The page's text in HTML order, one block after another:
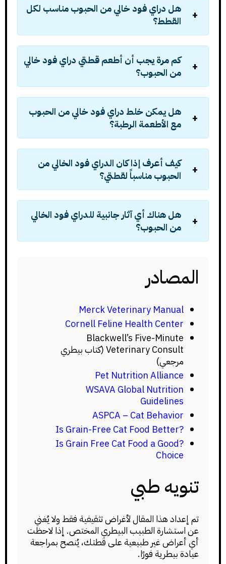
هل دراي فود خالي من الحبوب مناسب لكل
القطط؟
كم مرة يجب أن أطعم قطتي دراي فود خالي
من الحبوب؟
هل يمكن خلط دراي فود خالي من الحبوب
مع الأطعمة الرطبة؟
كيف أعرف إذا كان الدراي فود الخالي من
الحبوب مناسباً لقطتي؟
هل هناك أي آثار جانبية للدراي فود الخالي
من الحبوب؟
المصادر
Merck Veterinary Manual
Cornell Feline Health Center
Blackwell’s Five-Minute
Veterinary Consult (كتاب بيطري
مرجعي)
Pet Nutrition Alliance
WSAVA Global Nutrition
Guidelines
ASPCA – Cat Behavior
?Is Grain-Free Cat Food Better
?Is Grain Free Cat Food a Good
Choice
تنويه طبي
تم إعداد هذا المقال لأغراض تثقيفية فقط ولا يُغني
عن استشارة الطبيب البيطري المختص. إذا لاحظت
أي أعراض غير طبيعية على قطتك، يُنصح بمراجعة
عيادة بيطرية فورًا.